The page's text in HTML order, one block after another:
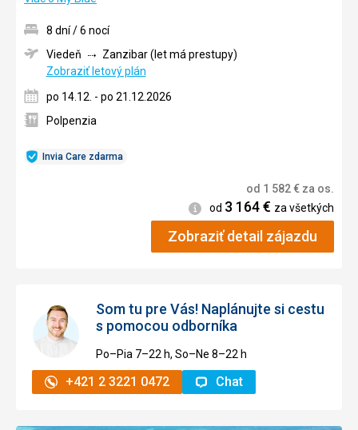
Invia Care zdarma
8 dní / 6 nocí
Viedeň
Zanzibar (let má prestupy)
Zobraziť letový plán
po 14.12. - po 21.12.2026
Polpenzia
od 1 582€ za os.
Informácie
od 3 164€ za všetkých
Zobraziť detail zájazdu
Som tu pre Vás! Naplánujte si cestu
s pomocou odborníka
Po–Pia 7–⁠⁠⁠⁠⁠⁠22 h, So–Ne 8–⁠⁠⁠⁠⁠⁠22 h
+421 2 3221 0472 Chat